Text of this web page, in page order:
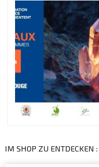
IM SHOP ZU ENTDECKEN :